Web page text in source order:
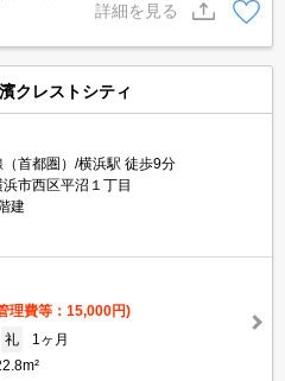
詳細を見る
クレストシティ
首都圏）/横浜駅 徒歩9分
市西区平沼１丁目
建
理費等：15,000円)
礼
1ヶ月